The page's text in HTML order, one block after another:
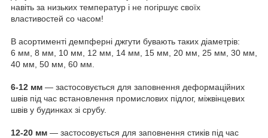
навіть за низьких температур і не погіршує своїх
властивостей со часом!
В асортименті демпферні джгути бувають таких діаметрів:
6 мм, 8 мм, 10 мм, 12 мм, 14 мм, 15 мм, 20 мм, 25 мм, 30 мм,
40 мм, 50 мм, 60 мм.
6-12 мм — застосовується для заповнення деформаційних
швів під час встановлення промислових підлог, міжвінцевих
швів у будинках зі срубу.
12-20 мм — застосовується для заповнення стиків під час